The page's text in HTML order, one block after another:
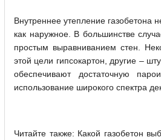
Внутреннее утепление газобетона
как наружное. В большинстве
простым выравниванием стен.
этой цели гипсокартон, другие –
обеспечивают достаточную
использование широкого спектра
Читайте также: Какой газобетон